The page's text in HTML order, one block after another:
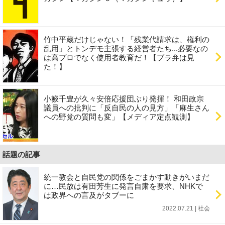
竹中平蔵だけじゃない！「残業代請求は、権利の
乱用」とトンデモ主張する経営者たち...必要なの
は高プロでなく使用者教育だ！【ブラ弁は見
た！】
小籔千豊が久々安倍応援団ぶり発揮！ 和田政宗
議員への批判に「反自民の人の見方」「麻生さん
への野党の質問も変」【メディア定点観測】
話題の記事
統一教会と自民党の関係をごまかす動きがいまだ
に…民放は有田芳生に発言自粛を要求、NHKで
は政界への言及がタブーに
2022.07.21 | 社会